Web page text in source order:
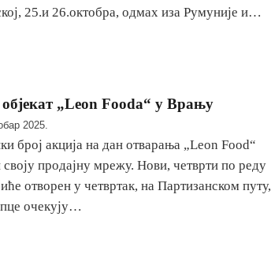
25.и 26.октобра, одмах иза Румуније и…
„Leon Fooda“ у Врању
2025.
број акција на дан отварања „Leon Food“
продајну мрежу. Нови, четврти по реду
отворен у четвртак, на Партизанском путу,
очекују…